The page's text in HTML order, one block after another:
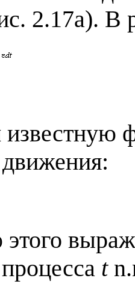
2.17а). В
известную
t